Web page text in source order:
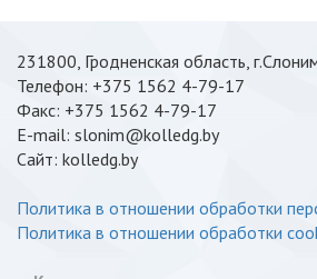
231800, Гродненская область,
Телефон: +375 1562 4-79-17
Факс: +375 1562 4-79-17
E-mail: slonim@kolledg.by
Cайт: kolledg.by
Политика в отношении обработки
Политика в отношении обработки